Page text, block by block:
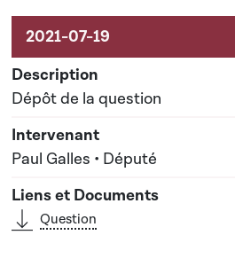
Aktivitéiten um Dossier
Dépôt de la question
Paul Galles • Député
Question